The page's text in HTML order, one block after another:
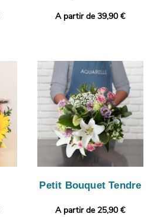
A partir de 39,90 €
Petit Bouquet Tendre
A partir de 25,90 €